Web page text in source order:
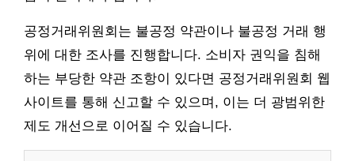
공정거래위원회는 불공정 약관이나 불공정 거래 행
위에 대한 조사를 진행합니다. 소비자 권익을 침해
하는 부당한 약관 조항이 있다면 공정거래위원회 웹
사이트를 통해 신고할 수 있으며, 이는 더 광범위한
제도 개선으로 이어질 수 있습니다.